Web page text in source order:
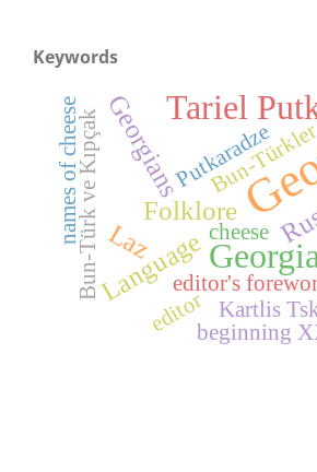
Keywords
Tariel
Folklore
Language
Laz
Georgians Bun-
Bun-Türk ve Kıpçak
Kartlis
Putkaradze
editor's
editor
names of cheese cheese
beginning